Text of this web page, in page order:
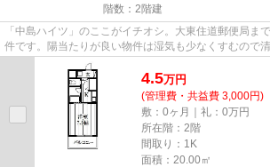
階数：2階建
「中島ハイツ」のここがイチオシ。大東住道郵便局ま
件です。陽当たりが良い物件は湿気も少なくすむので
だけ早めに不動産情報を集めた...
4.5万円
(管理費・共益費 3,000円)
敷：0ヶ月｜礼：0万円
所在階：2階
間取り：1K
面積：20.00㎡